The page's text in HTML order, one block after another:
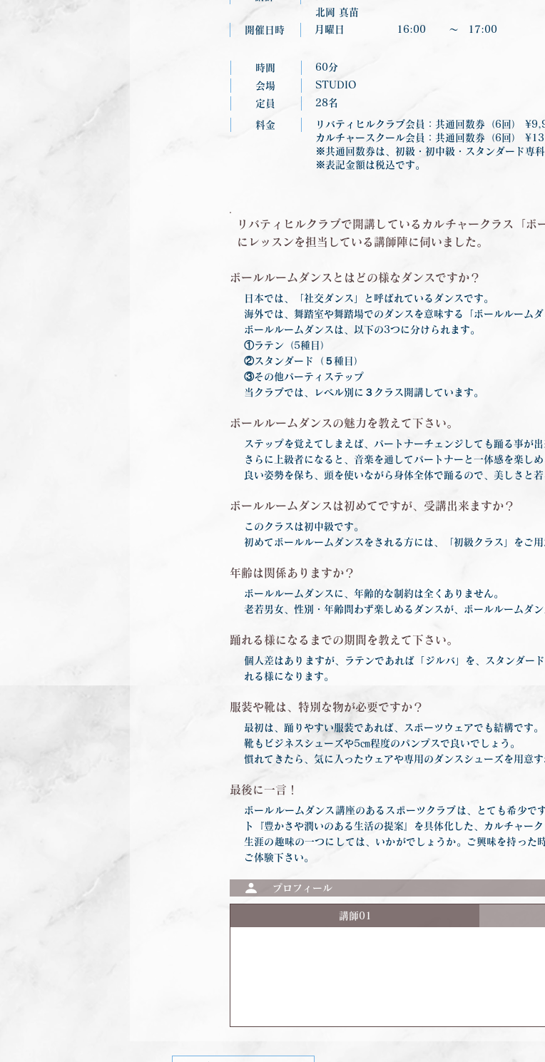
北岡 真苗
開催日時
月曜日 16:00 〜 17:00
時間
60分
会場
STUDIO
定員
28名
料金
リバティヒルクラブ会員：共通回数券（6回）
カルチャースクール会員：共通回数券（6回）
※共通回数券は、初級・初中級・スタンダード専科
※表記金額は税込です。
リバティヒルクラブで開講しているカルチャークラス「ボ
にレッスンを担当している講師陣に伺いました。
ボールルームダンスとはどの様なダンスですか？
日本では、「社交ダンス」と呼ばれているダンスです。
海外では、舞踏室や舞踏場でのダンスを意味する「ボールルームダ
ボールルームダンスは、以下の3つに分けられます。
①ラテン（5種目）
②スタンダード（５種目）
③その他パーティステップ
当クラブでは、レベル別に３クラス開講しています。
ボールルームダンスの魅力を教えて下さい。
ステップを覚えてしまえば、パートナーチェンジしても踊る事が出
さらに上級者になると、音楽を通してパートナーと一体感を楽しめ
良い姿勢を保ち、頭を使いながら身体全体で踊るので、美しさと
ボールルームダンスは初めてですが、受講出来ますか？
このクラスは初中級です。
初めてボールルームダンスをされる方には、「初級クラス」をご用
年齢は関係ありますか？
ボールルームダンスに、年齢的な制約は全くありません。
老若男女、性別・年齢問わず楽しめるダンスが、ボールルームダン
踊れる様になるまでの期間を教えて下さい。
個人差はありますが、ラテンであれば「ジルバ」を、スタンダー
れる様になります。
服装や靴は、特別な物が必要ですか？
最初は、踊りやすい服装であれば、スポーツウェアでも結構です。
靴もビジネスシューズや5㎝程度のパンプスで良いでしょう。
慣れてきたら、気に入ったウェアや専用のダンスシューズを用意す
最後に一言！
ボールルームダンス講座のあるスポーツクラブは、とても希少で
ト『豊かさや潤いのある生活の提案』を具体化した、カルチャーク
生涯の趣味の一つにしては、いかがでしょうか。ご興味を持った
ご体験下さい。
プロフィール
講師01